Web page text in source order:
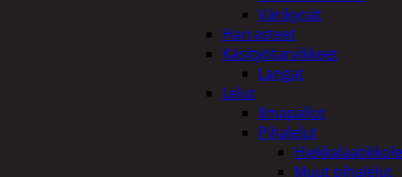
Värikynät
Harrasteet
Käsityötarvikkeet
Langat
Lelut
Ilmapallot
Pihalelut
Muut pihalelut